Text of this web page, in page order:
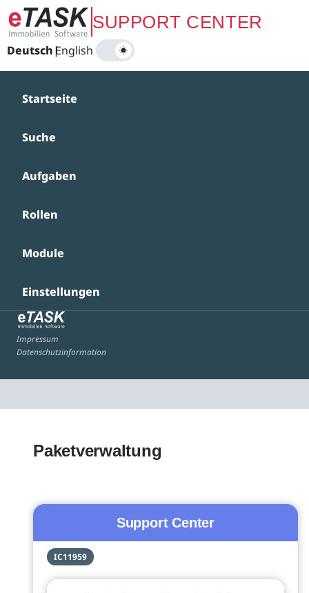
Zum Hauptinhalt springenSUPPORT CENTER
Deutsch|
English
Startseite
Suche
Aufgaben
Rollen
Module
Einstellungen
Impressum
Datenschutzinformation
Paketverwaltung
Support Center
IC11959